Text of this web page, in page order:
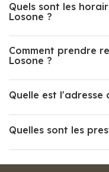
Quels sont les
Losone ?
Comment prendre
Losone ?
Quelle est l'adresse
Quelles sont les